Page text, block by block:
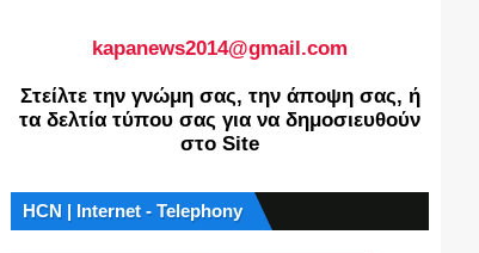
kapanews2014@gmail.com
Στείλτε την γνώμη σας, την άποψη σας, ή
τα δελτία τύπου σας για να δημοσιευθούν
στο Site
HCN | Internet - Telephony